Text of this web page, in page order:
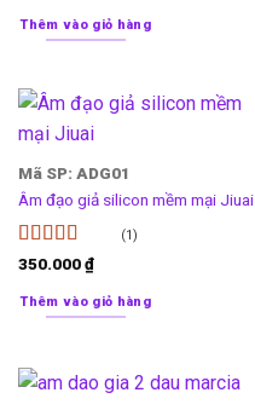
Thêm vào giỏ hàng
Mã SP: ADG01
Âm đạo giả silicon mềm mại Jiuai
Được xếp
sao
(1)
350.000₫
Thêm vào giỏ hàng